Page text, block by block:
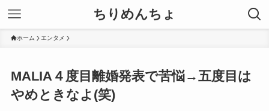
ちりめんちょ
ホーム エンタメ
MALIA４度目離婚発表で苦悩→五度目は
やめときなよ(笑)